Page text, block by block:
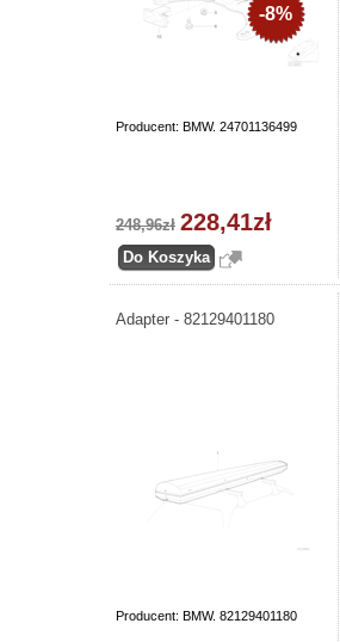
Producent: BMW. 24701136499
-8%
248,96zł 228,41zł
Adapter - 82129401180
Producent: BMW. 82129401180